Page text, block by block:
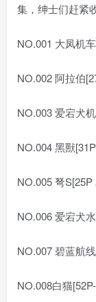
集，绅士们赶紧
NO.001 大凤机
NO.002 阿拉伯
NO.003 爱宕犬
NO.004 黑獸
NO.005 弩S[25P
NO.006 爱宕犬
NO.007 碧蓝航
NO.008白猫